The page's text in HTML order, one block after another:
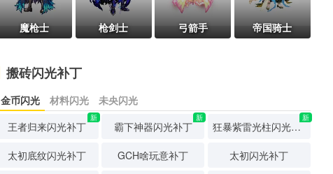
魔枪士 枪剑士 弓箭手 帝国骑士
搬砖闪光补丁
金币闪光 材料闪光
未央闪光
王者归来闪光补丁
新
霸下神器闪光补丁
新
狂暴紫雷光柱闪光补丁
新
太初底纹闪光补丁 GCH啥玩意补丁 太初闪光补丁